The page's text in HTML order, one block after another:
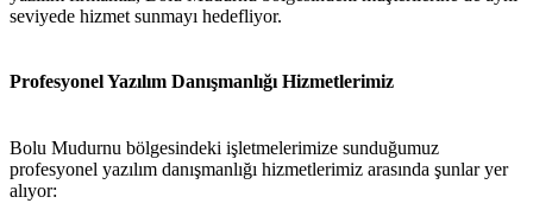
seviyede hizmet sunmayı hedefliyor.
Profesyonel Yazılım Danışmanlığı Hizmetlerimiz
Bolu Mudurnu bölgesindeki işletmelerimize sunduğumuz
profesyonel yazılım danışmanlığı hizmetlerimiz arasında şunlar yer
alıyor: